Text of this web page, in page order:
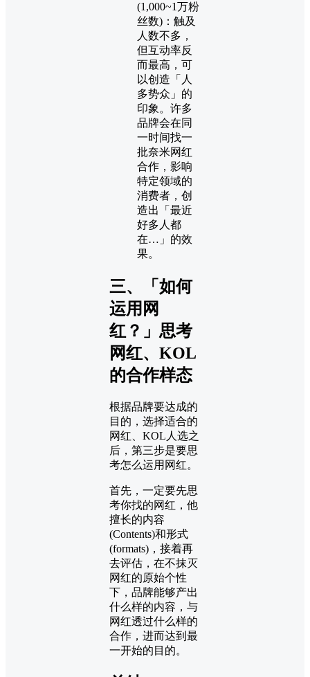
(1,000~1万粉
丝数)：触及
人数不多，
但互动率反
而最高，可
以创造「人
多势众」的
印象。许多
品牌会在同
一时间找一
批奈米网红
合作，影响
特定领域的
消费者，创
造出「最近
好多人都
在…」的效
果。
三、「如何
运用网
红？」思考
网红、KOL
的合作样态
根据品牌要达成的
目的，选择适合的
网红、KOL人选之
后，第三步是要思
考怎么运用网红。
首先，一定要先思
考你找的网红，他
擅长的内容
(Contents)和形式
(formats)，接着再
去评估，在不抹灭
网红的原始个性
下，品牌能够产出
什么样的内容，与
网红透过什么样的
合作，进而达到最
一开始的目的。